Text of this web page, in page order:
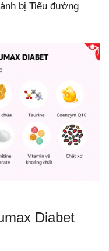
bị Tiểu đường
Diabet